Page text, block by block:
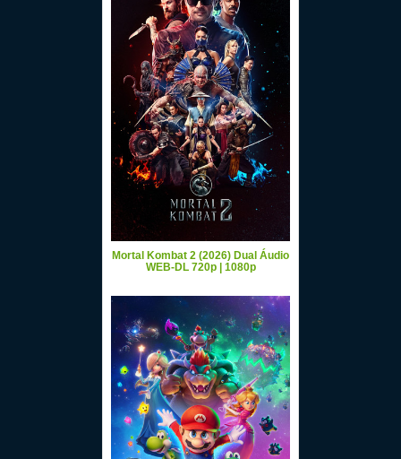
Mortal Kombat 2 (2026) Dual Áudio
WEB-DL 720p | 1080p